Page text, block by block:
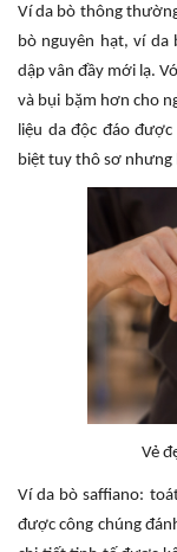
Ví da bò thông
bò nguyên hạt, ví da
dập vân đầy mới lạ.
và bụi bặm hơn cho
liệu da độc đáo
biệt tuy thô sơ nhưng
Vẻ
Ví da bò saffiano:
được công chúng